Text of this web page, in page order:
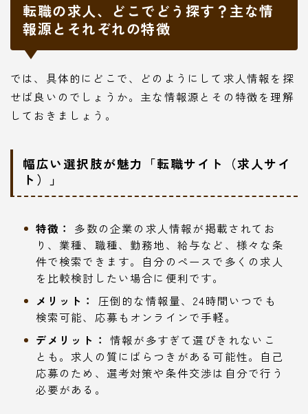
転職の求人、どこでどう探す？主な情
報源とそれぞれの特徴
では、具体的にどこで、どのようにして求人情報を探
せば良いのでしょうか。主な情報源とその特徴を理解
しておきましょう。
幅広い選択肢が魅力「転職サイト（求人サイ
ト）」
特徴：
多数の企業の求人情報が掲載されてお
り、業種、職種、勤務地、給与など、様々な条
件で検索できます。自分のペースで多くの求人
を比較検討したい場合に便利です。
メリット：
圧倒的な情報量、24時間いつでも
検索可能、応募もオンラインで手軽。
デメリット： 情報が多すぎて選びきれないこ
とも。求人の質にばらつきがある可能性。自己
応募のため、選考対策や条件交渉は自分で行う
必要がある。